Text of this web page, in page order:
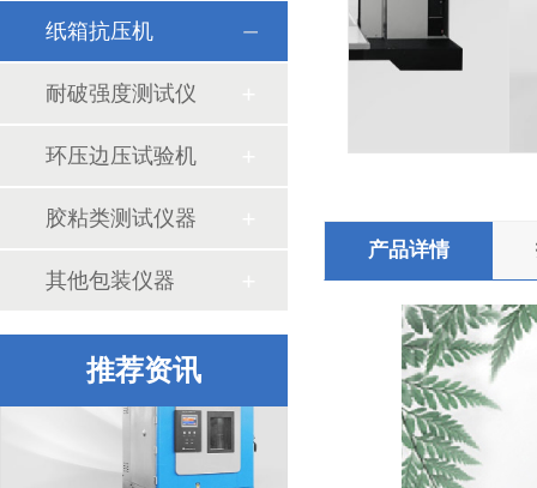
产品详情
纸箱抗压机
耐破强度测试仪
环压边压试验机
胶粘类测试仪器
其他包装仪器
推荐资讯
影像测量仪的使用领域和仪器结构